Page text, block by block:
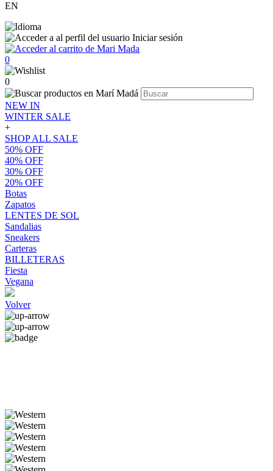
EN
Iniciar sesión
0
0
NEW IN
WINTER SALE
+
SHOP ALL SALE
50% OFF
40% OFF
30% OFF
20% OFF
Botas
Zapatos
LENTES DE SOL
Sandalias
Sneakers
Carteras
BILLETERAS
Fiesta
Vegana
Volver